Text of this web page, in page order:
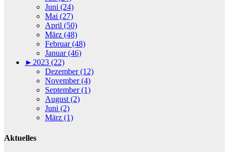
Juni (24)
Mai (27)
April (50)
März (48)
Februar (48)
Januar (46)
► 2023 (22)
Dezember (12)
November (4)
September (1)
August (2)
Juni (2)
März (1)
Aktuelles